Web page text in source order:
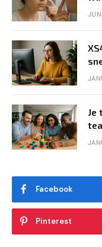
Je
Facebook
Pinterest